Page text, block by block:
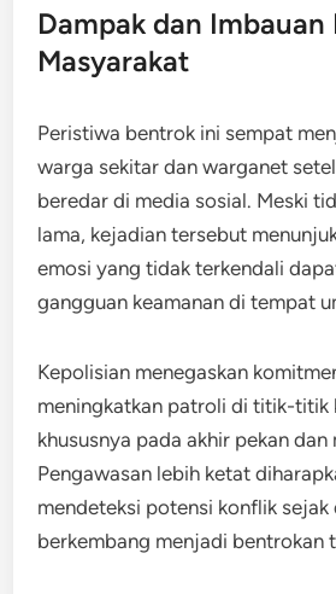
Dampak dan Imbauan
Masyarakat
Peristiwa bentrok ini sempat
warga sekitar dan warganet
beredar di media sosial. Meski
lama, kejadian tersebut
emosi yang tidak terkendali
gangguan keamanan di tempat
Kepolisian menegaskan
meningkatkan patroli di titik-titik
khususnya pada akhir pekan dan
Pengawasan lebih ketat
mendeteksi potensi konflik sejak
berkembang menjadi bentrokan